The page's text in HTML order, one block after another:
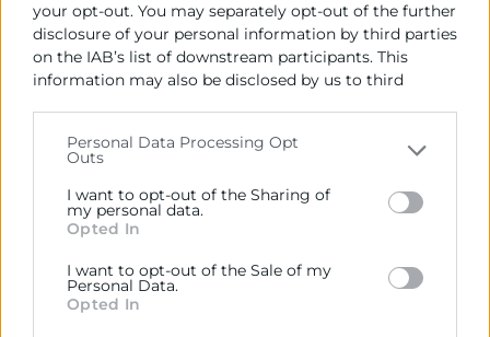
your opt-out. You may separately opt-out of the further
disclosure of your personal information by third parties
on the IAB’s list of downstream participants. This
information may also be disclosed by us to third
Please note that this website/app uses one or more
Google services and may gather and store information
including but not limited to your visit or usage
behaviour. You may click to grant or deny consent to
below specified purposes in below Google consent
section.
Personal Data Processing Opt
Outs
I want to opt-out of the Sharing of
my personal data.
Opted In
I want to opt-out of the Sale of my
Personal Data.
Opted In
Definición y fases de la transformación
digital
Cómo afrontar un proceso de
transformación digital.
Competencias básicas de la transformación
digital.
6. Finanzas y gestión
del balance.
La cuenta de resultados.